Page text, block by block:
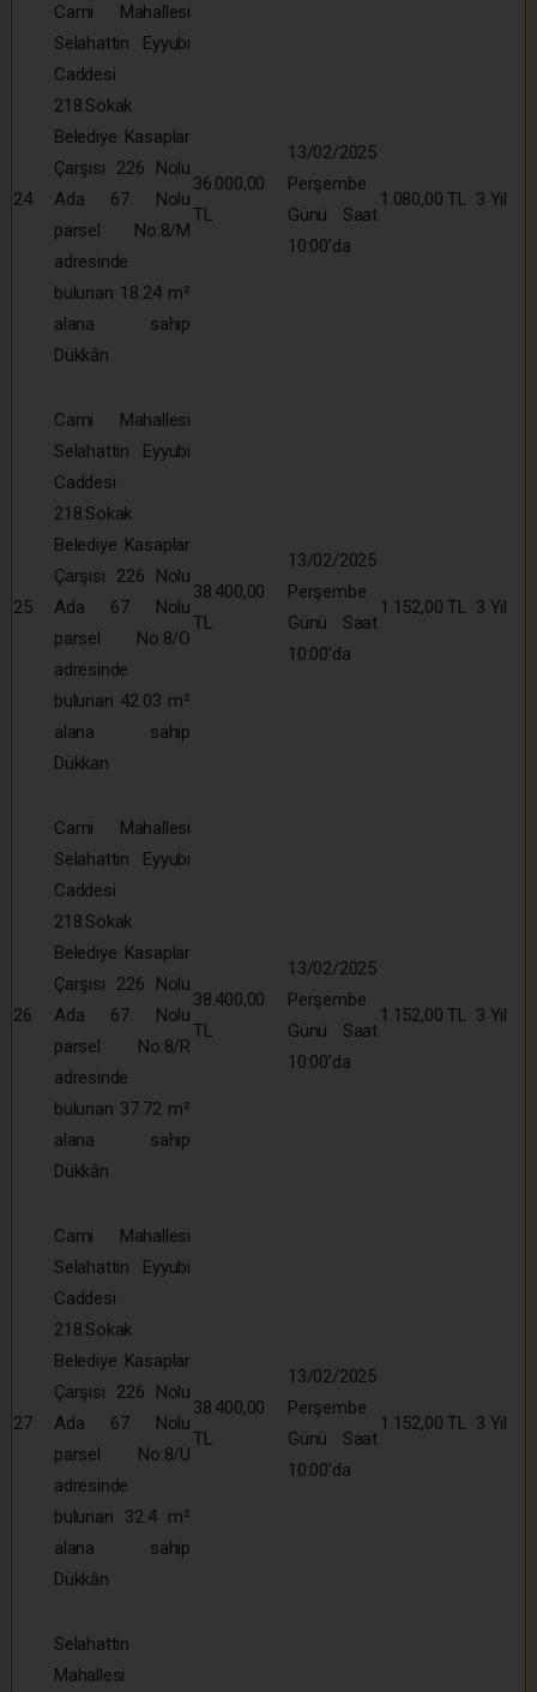
24
Cami Mahallesi
Selahattin Eyyubi
Caddesi
218.Sokak
Belediye Kasaplar
Çarşısı 226 Nolu
Ada 67 Nolu
parsel No:8/M
adresinde
bulunan 18.24 m²
alana sahip
Dükkân
36.000,00
TL
13/02/2025
Perşembe
Günü Saat
10:00’da
1.080,00 TL 3 Yıl
25
Cami Mahallesi
Selahattin Eyyubi
Caddesi
218.Sokak
Belediye Kasaplar
Çarşısı 226 Nolu
Ada 67 Nolu
parsel No:8/O
adresinde
bulunan 42.03 m²
alana sahip
Dükkan
38.400,00
TL
13/02/2025
Perşembe
Günü Saat
10:00’da
1.152,00 TL 3 Yıl
26
Cami Mahallesi
Selahattin Eyyubi
Caddesi
218.Sokak
Belediye Kasaplar
Çarşısı 226 Nolu
Ada 67 Nolu
parsel No:8/R
adresinde
bulunan 37.72 m²
alana sahip
Dükkân
38.400,00
TL
13/02/2025
Perşembe
Günü Saat
10:00’da
1.152,00 TL 3 Yıl
27
Cami Mahallesi
Selahattin Eyyubi
Caddesi
218.Sokak
Belediye Kasaplar
Çarşısı 226 Nolu
Ada 67 Nolu
parsel No:8/U
adresinde
bulunan 32.4 m²
alana sahip
Dükkân
38.400,00
TL
13/02/2025
Perşembe
Günü Saat
10:00’da
1.152,00 TL 3 Yıl
Selahattin
Mahallesi